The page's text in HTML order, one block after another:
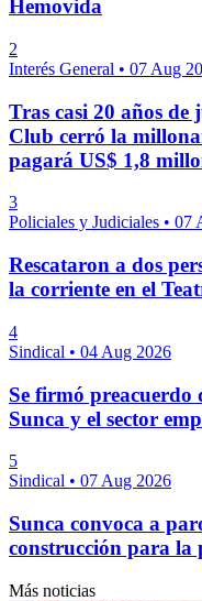
Hemovida
2
Interés General • 07 Aug
Tras casi 20 años
Club cerró la
pagará US$ 1,8
3
Policiales y Judiciales • 07
Rescataron a dos
la corriente en el
4
Sindical • 04 Aug 2026
Se firmó preacuerdo
Sunca y el sector
5
Sindical • 07 Aug 2026
Sunca convoca a
construcción para la
Más noticias